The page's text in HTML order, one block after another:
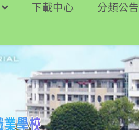
下載中心 分類公告